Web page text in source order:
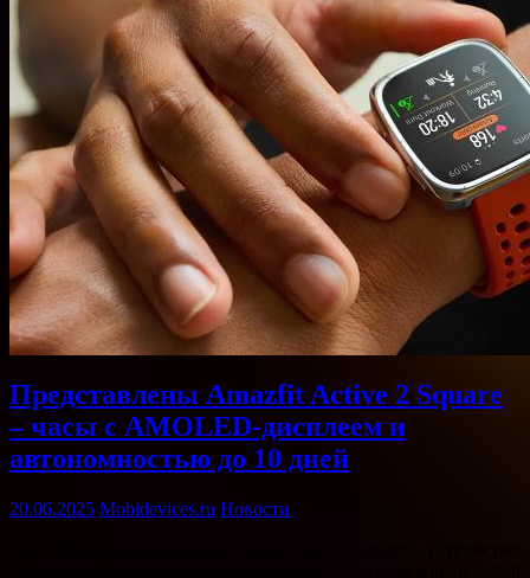
Представлены Amazfit Active 2 Square
– часы с AMOLED-дисплеем и
автономностью до 10 дней
20.06.2025 Mobidevices.ru Новости